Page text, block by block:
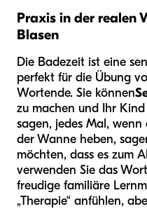
Praxis in der realen
Blasen
Die Badezeit ist eine
perfekt für die Übung
Wortende. Sie können
zu machen und Ihr
sagen, jedes Mal, wenn
der Wanne heben,
möchten, dass es zum
verwenden Sie das
freudige familiäre
„Therapie“ anfühlen,